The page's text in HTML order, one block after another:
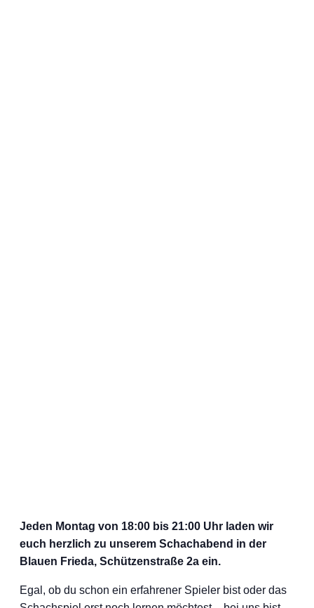
Jeden Montag von 18:00 bis 21:00 Uhr laden wir
euch herzlich zu unserem Schachabend in der
Blauen Frieda, Schützenstraße 2a ein.
Egal, ob du schon ein erfahrener Spieler bist oder das